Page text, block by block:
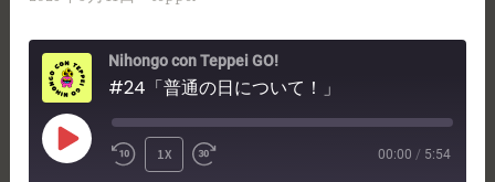
Nihongo con Teppei GO!
#24「普通の日について！」
PLAY
REWIND
1X
FAST
00:00 / 5:54